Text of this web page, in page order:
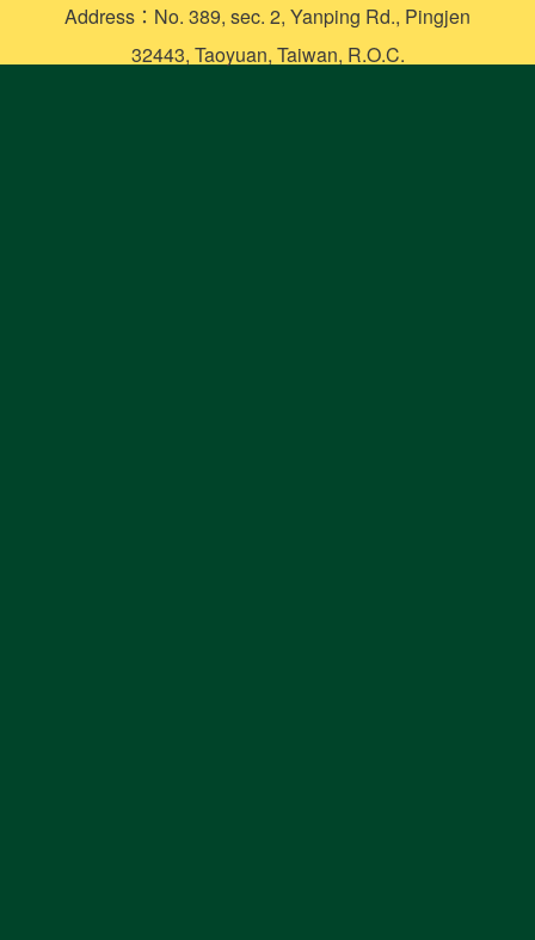
Address：No. 389, sec. 2, Yanping Rd., Pingjen
32443, Taoyuan, Taiwan, R.O.C.